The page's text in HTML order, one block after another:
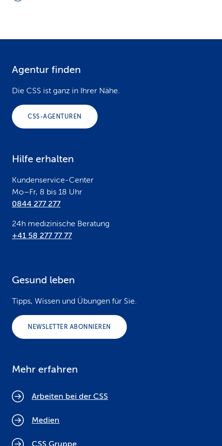
Agentur finden
Die CSS ist ganz in Ihrer Nähe.
CSS-AGENTUREN
Hilfe erhalten
Kundenservice-Center
Mo–Fr, 8 bis 18 Uhr
0844 277 277
24h medizinische Beratung
+41 58 277 77 77
Gesund leben
Tipps, Wissen und Übungen für Sie.
NEWSLETTER ABONNIEREN
Mehr erfahren
Arbeiten bei der CSS
Medien
CSS Gruppe